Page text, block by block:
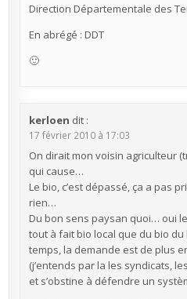
Direction Départementale des
En abrégé : DDT
🙂
kerloen dit :
17 février 2010 à 17:03
On dirait mon voisin agriculteur
qui cause…
Le bio, c’est dépassé, ça a pas
rien…
Du bon sens paysan quoi… oui
tout à fait bio local que du bio
temps, la demande est de plus
(j’entends par la les syndicats,
et s’obstine à défendre un